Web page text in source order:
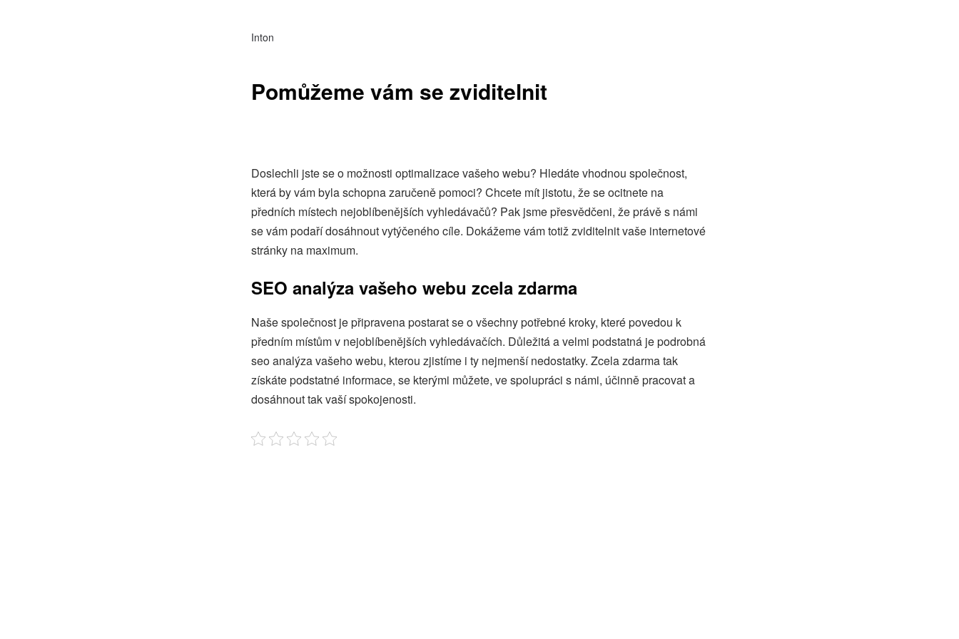
Inton
Pomůžeme vám se zviditelnit
Doslechli jste se o možnosti optimalizace vašeho webu? Hledáte vhodnou společnost,
která by vám byla schopna zaručeně pomoci? Chcete mít jistotu, že se ocitnete na
předních místech nejoblíbenějších vyhledávačů? Pak jsme přesvědčeni, že právě s námi
se vám podaří dosáhnout vytýčeného cíle. Dokážeme vám totiž zviditelnit vaše internetové
stránky na maximum.
SEO analýza vašeho webu zcela zdarma
Naše společnost je připravena postarat se o všechny potřebné kroky, které povedou k
předním místům v nejoblíbenějších vyhledávačích. Důležitá a velmi podstatná je podrobná
seo analýzavašeho webu, kterou zjistíme i ty nejmenší nedostatky. Zcela zdarma tak
získáte podstatné informace, se kterými můžete, ve spolupráci s námi, účinně pracovat a
dosáhnout tak vaší spokojenosti.